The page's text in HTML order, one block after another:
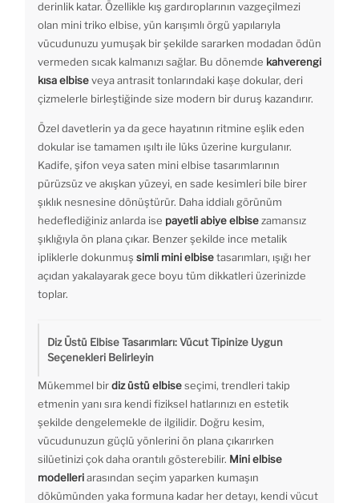
derinlik katar. Özellikle kış gardıroplarının vazgeçilmezi
olan mini triko elbise, yün karışımlı örgü yapılarıyla
vücudunuzu yumuşak bir şekilde sararken modadan ödün
vermeden sıcak kalmanızı sağlar. Bu dönemde kahverengi
kısa elbiseveya antrasit tonlarındaki kaşe dokular, deri
çizmelerle birleştiğinde size modern bir duruş kazandırır.
Özel davetlerin ya da gece hayatının ritmine eşlik eden
dokular ise tamamen ışıltı ile lüks üzerine kurgulanır.
Kadife, şifon veya saten mini elbise tasarımlarının
pürüzsüz ve akışkan yüzeyi, en sade kesimleri bile birer
şıklık nesnesine dönüştürür. Daha iddialı görünüm
hedeflediğiniz anlarda ise payetli abiye elbisezamansız
şıklığıyla ön plana çıkar. Benzer şekilde ince metalik
ipliklerle dokunmuş simli mini elbisetasarımları, ışığı her
açıdan yakalayarak gece boyu tüm dikkatleri üzerinizde
toplar.
Diz Üstü Elbise Tasarımları: Vücut Tipinize Uygun
Seçenekleri Belirleyin
Mükemmel birdiz üstü elbiseseçimi, trendleri takip
etmenin yanı sıra kendi fiziksel hatlarınızı en estetik
şekilde dengelemekle de ilgilidir. Doğru kesim,
vücudunuzun güçlü yönlerini ön plana çıkarırken
silüetinizi çok daha orantılı gösterebilir. Mini elbise
modelleriarasından seçim yaparken kumaşın
dökümünden yaka formuna kadar her detayı, kendi vücut